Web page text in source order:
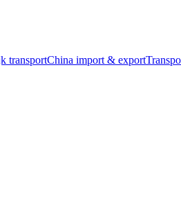
transportChina import & export